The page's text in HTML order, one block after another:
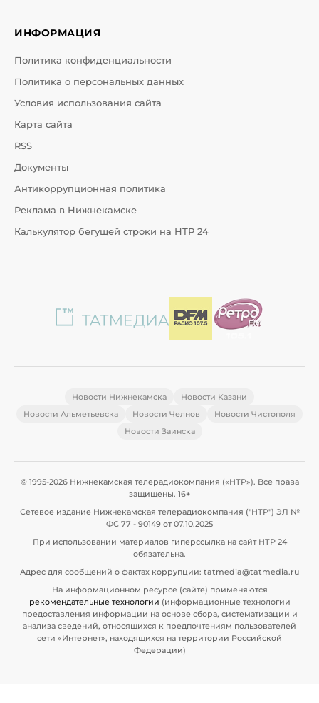
ИНФОРМАЦИЯ
Политика конфиденциальности
Политика о персональных данных
Условия использования сайта
Карта сайта
RSS
Документы
Антикоррупционная политика
Реклама в Нижнекамске
Калькулятор бегущей строки на НТР 24
Новости Нижнекамска
Новости Казани
Новости Альметьевска
Новости Челнов
Новости Чистополя
Новости Заинска
© 1995-2026 Нижнекамская телерадиокомпания («НТР»). Все права
защищены. 16+
Сетевое издание Нижнекамская телерадиокомпания ("НТР") ЭЛ №
ФС 77 - 90149 от 07.10.2025
При использовании материалов гиперссылка на сайт НТР 24
обязательна.
Адрес для сообщений о фактах коррупции: tatmedia@tatmedia.ru
На информационном ресурсе (сайте) применяются
рекомендательные технологии (информационные технологии
предоставления информации на основе сбора, систематизации и
анализа сведений, относящихся к предпочтениям пользователей
сети «Интернет», находящихся на территории Российской
Федерации)